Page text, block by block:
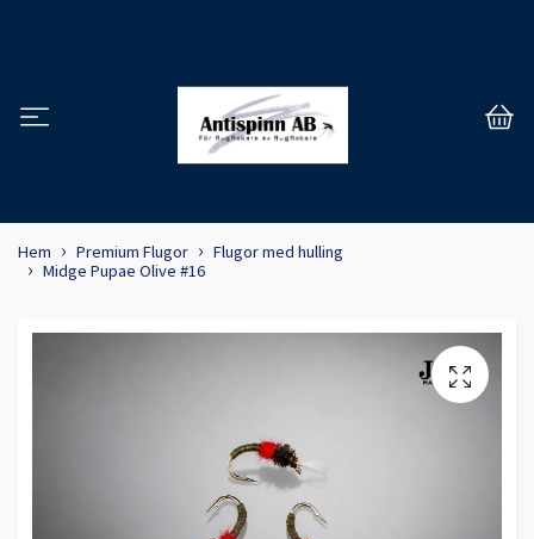
Hem Premium Flugor
Flugor med hulling
Midge Pupae Olive #16